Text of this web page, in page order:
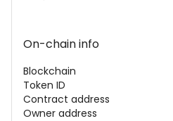
On-chain info
Blockchain
Token ID
Contract address
Owner address